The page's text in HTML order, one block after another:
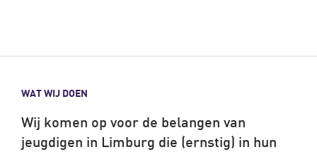
WAT WIJ DOEN
Wij komen op voor de belangen van
jeugdigen in Limburg die (ernstig) in hun